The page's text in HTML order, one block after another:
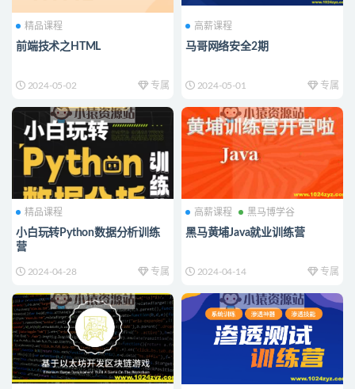
精品课程
前端技术之HTML
2024-05-02 专属
高薪课程
马哥网络安全2期
2024-05-01 专属
精品课程
小白玩转Python数据分析训练
营
2024-04-28 专属
高薪课程 黑马博学谷
黑马黄埔Java就业训练营
2024-04-14 专属